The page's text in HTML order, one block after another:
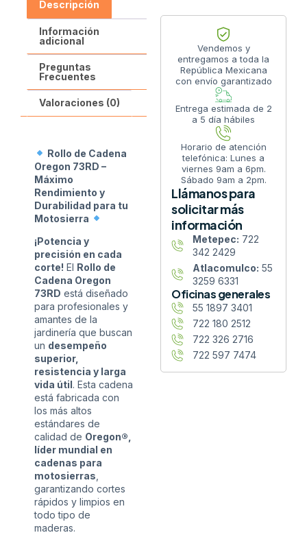
Descripción
Información
adicional
Preguntas
Frecuentes
Valoraciones (0)
Rollo de Cadena
Oregon 73RD –
Máximo
Rendimiento y
Durabilidad para tu
Motosierra
¡Potencia y
precisión en cada
corte! El Rollo de
Cadena Oregon
73RD está diseñado
para profesionales y
amantes de la
jardinería que buscan
un desempeño
superior,
resistencia y larga
vida útil. Esta cadena
está fabricada con
los más altos
estándares de
calidad de Oregon®,
líder mundial en
cadenas para
motosierras
garantizando cortes
rápidos y limpios en
todo tipo de
maderas.
Vendemos y
entregamos a toda la
República Mexicana
con envío garantizado
Entrega estimada de 2
a 5 día hábiles
Horario de atención
telefónica: Lunes a
viernes 9am a 6pm.
Sábado 9am a 2pm.
Llámanos para
solicitar más
información
Metepec: 722
342 2429
Atlacomulco: 55
3259 6331
Oficinas generales
55 1897 3401
722 180 2512
722 326 2716
722 597 7474